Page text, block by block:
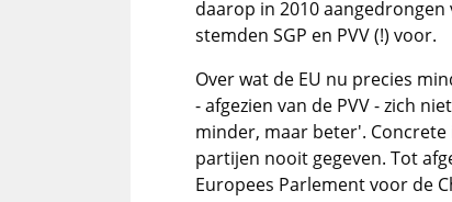
daarop in 2010 aangedrongen
stemden SGP en PVV (!) voor.
Over wat de EU nu precies
- afgezien van de PVV - zich
minder, maar beter'.
partijen nooit gegeven. Tot
Europees Parlement voor de